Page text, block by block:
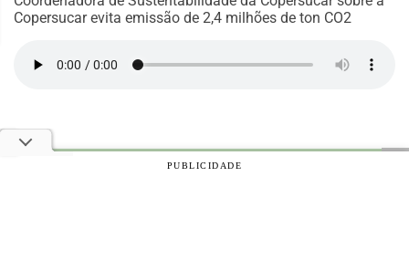
Copersucar evita emissão de 2,4 milhões de ton CO2
© 2026 Notícias Agrícolas. Todos os direitos reservados.
PUBLICIDADE